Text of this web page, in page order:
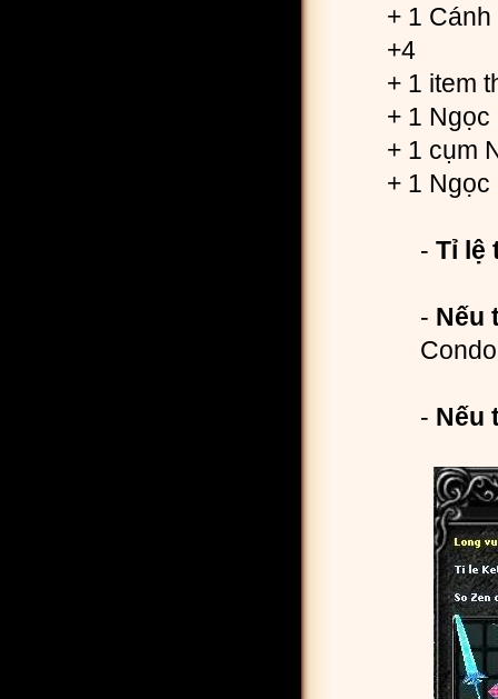
+ 1
+4
+ 1 item
+ 1 Ngọc
+ 1 cụm
+ 1
- Tỉ lệ
- Nếu
- Nếu